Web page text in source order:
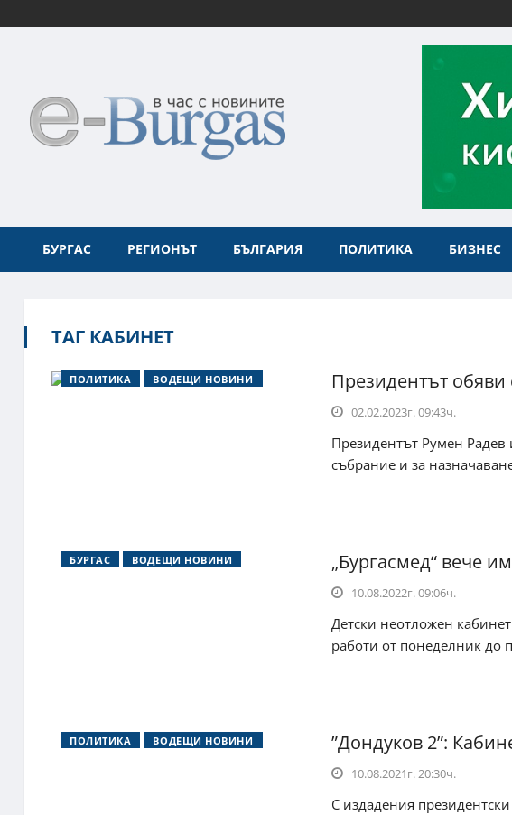
БУРГАС РЕГИОНЪТ БЪЛГАРИЯ ПОЛИТИКА БИЗНЕС
ТАГ КАБИНЕТ
ПОЛИТИКА ВОДЕЩИ НОВИНИ Президентът обяви
02.02.2023г. 09:43ч.
Президентът Румен Радев
събрание и за
БУРГАС ВОДЕЩИ НОВИНИ „Бургасмед“ вече
10.08.2022г. 09:06ч.
Детски неотложен
работи от понеделник до
ПОЛИТИКА ВОДЕЩИ НОВИНИ ”Дондуков 2”:
10.08.2021г. 20:30ч.
С издадения